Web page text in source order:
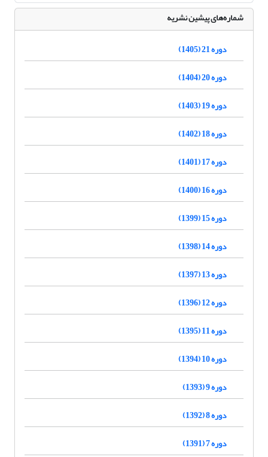
شماره‌های پیشین نشریه
دوره 21 (1405)
دوره 20 (1404)
دوره 19 (1403)
دوره 18 (1402)
دوره 17 (1401)
دوره 16 (1400)
دوره 15 (1399)
دوره 14 (1398)
دوره 13 (1397)
دوره 12 (1396)
دوره 11 (1395)
دوره 10 (1394)
دوره 9 (1393)
دوره 8 (1392)
دوره 7 (1391)